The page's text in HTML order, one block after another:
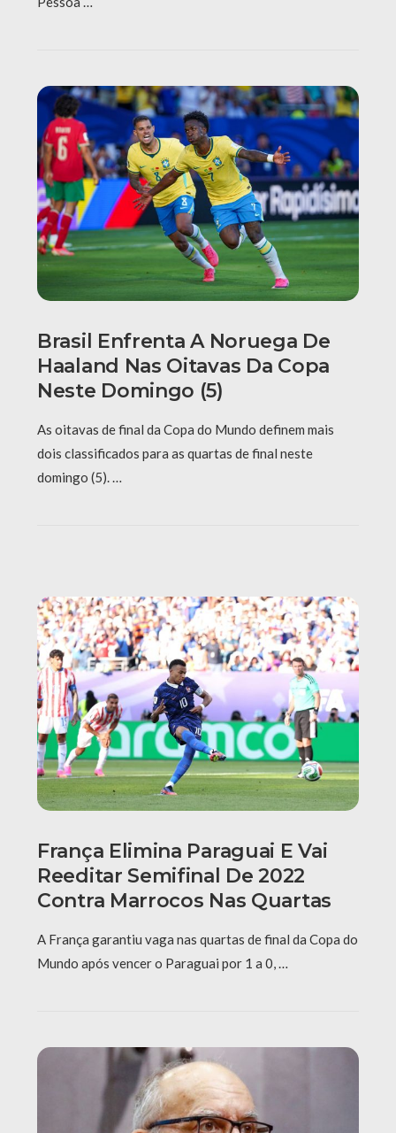
Brasil Enfrenta A Noruega De
Haaland Nas Oitavas Da Copa
Neste Domingo (5)
As oitavas de final da Copa do Mundo definem mais
dois classificados para as quartas de final neste
domingo (5). …
França Elimina Paraguai E Vai
Reeditar Semifinal De 2022
Contra Marrocos Nas Quartas
A França garantiu vaga nas quartas de final da Copa do
Mundo após vencer o Paraguai por 1 a 0, …